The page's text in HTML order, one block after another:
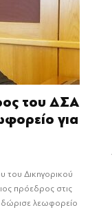
του ΔΣΑ
για
του Δικηγορικού
πρόεδρος στις
δώρισε λεωφορείο